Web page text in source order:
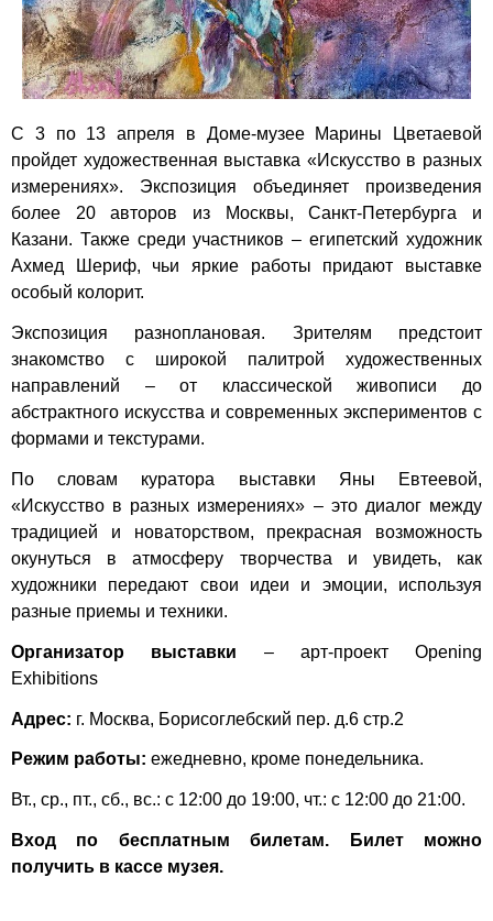
С 3 по 13 апреля в Доме-музее Марины Цветаевой
пройдет художественная выставка «Искусство в разных
измерениях». Экспозиция объединяет произведения
более 20 авторов из Москвы, Санкт-Петербурга и
Казани. Также среди участников – египетский художник
Ахмед Шериф, чьи яркие работы придают выставке
особый колорит.
Экспозиция разноплановая. Зрителям предстоит
знакомство с широкой палитрой художественных
направлений – от классической живописи до
абстрактного искусства и современных экспериментов с
формами и текстурами.
По словам куратора выставки Яны Евтеевой,
«Искусство в разных измерениях» – это диалог между
традицией и новаторством, прекрасная возможность
окунуться в атмосферу творчества и увидеть, как
художники передают свои идеи и эмоции, используя
разные приемы и техники.
Организатор выставки – арт-проект Opening
Exhibitions
Адрес: г. Москва, Борисоглебский пер. д.6 стр.2
Режим работы: ежедневно, кроме понедельника.
Вт., ср., пт., сб., вс.: с 12:00 до 19:00, чт.: с 12:00 до 21:00.
Вход по бесплатным билетам. Билет можно
получить в кассе музея.